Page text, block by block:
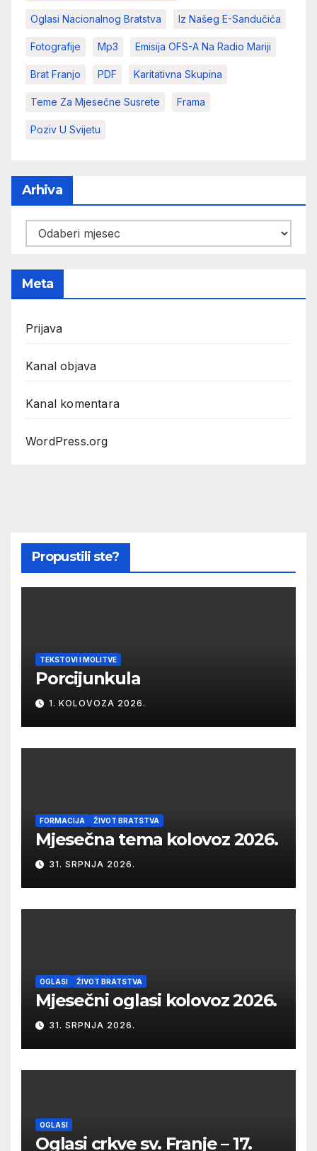
Oglasi Nacionalnog Bratstva Iz Našeg E-Sandučića
Fotografije Mp3 Emisija OFS-A Na Radio Mariji
Brat Franjo PDF Karitativna Skupina
Teme Za Mjesečne Susrete Frama
Poziv U Svijetu
Arhiva
Arhiva
Meta
Prijava
Kanal objava
Kanal komentara
WordPress.org
Propustili ste?
TEKSTOVI I MOLITVE
Porcijunkula
1. KOLOVOZA 2026.
FORMACIJA ŽIVOT BRATSTVA
Mjesečna tema kolovoz 2026.
31. SRPNJA 2026.
OGLASI ŽIVOT BRATSTVA
Mjesečni oglasi kolovoz 2026.
31. SRPNJA 2026.
OGLASI
Oglasi crkve sv. Franje – 17.